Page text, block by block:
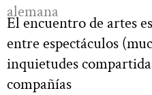
alemana
El encuentro de artes
entre espectáculos
inquietudes
compañías